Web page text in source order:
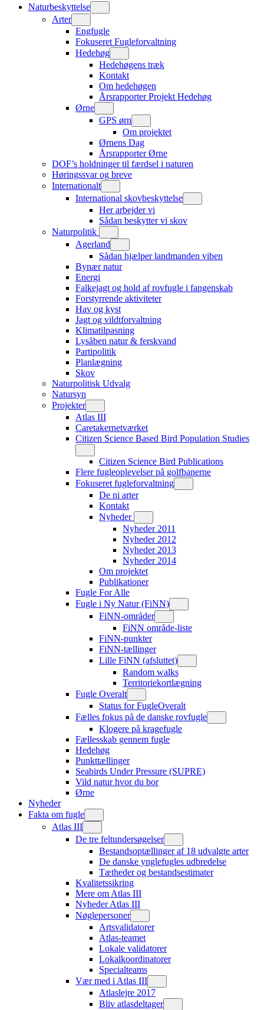
Naturbeskyttelse
Arter
Engfugle
Fokuseret Fugleforvaltning
Hedehøg
Hedehøgens træk
Kontakt
Om hedehøgen
Årsrapporter Projekt Hedehøg
Ørne
GPS ørn
Om projektet
Ørnens Dag
Årsrapporter Ørne
DOF’s holdninger til færdsel i naturen
Høringssvar og breve
Internationalt
International skovbeskyttelse
Her arbejder vi
Sådan beskytter vi skov
Naturpolitik
Agerland
Sådan hjælper landmanden viben
Bynær natur
Energi
Falkejagt og hold af rovfugle i fangenskab
Forstyrrende aktiviteter
Hav og kyst
Jagt og vildtforvaltning
Klimatilpasning
Lysåben natur & ferskvand
Partipolitik
Planlægning
Skov
Naturpolitisk Udvalg
Natursyn
Projekter
Atlas III
Caretakernetværket
Citizen Science Based Bird Population Studies
Citizen Science Bird Publications
Flere fugleoplevelser på golfbanerne
Fokuseret fugleforvaltning
De ni arter
Kontakt
Nyheder
Nyheder 2011
Nyheder 2012
Nyheder 2013
Nyheder 2014
Om projektet
Publikationer
Fugle For Alle
Fugle i Ny Natur (FiNN)
FiNN-områder
FiNN område-liste
FiNN-punkter
FiNN-tællinger
Lille FiNN (afsluttet)
Random walks
Territoriekortlægning
Fugle Overalt
Status for FugleOveralt
Fælles fokus på de danske rovfugle
Klogere på kragefugle
Fællesskab gennem fugle
Hedehøg
Punkttællinger
Seabirds Under Pressure (SUPRE)
Vild natur hvor du bor
Ørne
Nyheder
Fakta om fugle
Atlas III
De tre feltundersøgelser
Bestandsoptællinger af 18 udvalgte arter
De danske ynglefugles udbredelse
Tætheder og bestandsestimater
Kvalitetssikring
Mere om Atlas III
Nyheder Atlas III
Nøglepersoner
Artsvalidatorer
Atlas-teamet
Lokale validatorer
Lokalkoordinatorer
Specialteams
Vær med i Atlas III
Atlaslejre 2017
Bliv atlasdeltager